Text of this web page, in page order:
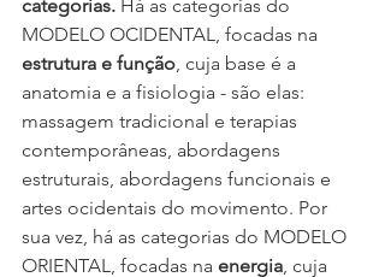
categorias. Há as categorias do
MODELO OCIDENTAL, focadas na
estrutura e função, cuja base é a
anatomia e a fisiologia - são elas:
massagem tradicional e terapias
contemporâneas, abordagens
estruturais, abordagens funcionais e
artes ocidentais do movimento. Por
sua vez, há as categorias do MODELO
ORIENTAL, focadas na energia, cuja